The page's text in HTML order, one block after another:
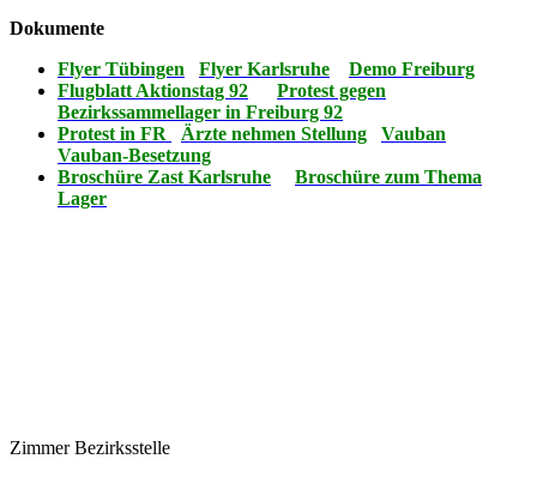
Dokumente
Flyer Tübingen
Flyer Karlsruhe
Demo Freiburg
Flugblatt Aktionstag 92
Protest gegen
Bezirkssammellager in Freiburg 92
Protest in FR
Ärzte nehmen Stellung
Vauban
Vauban-Besetzung
Broschüre Zast Karlsruhe
Broschüre zum Thema
Lager
Zimmer Bezirksstelle